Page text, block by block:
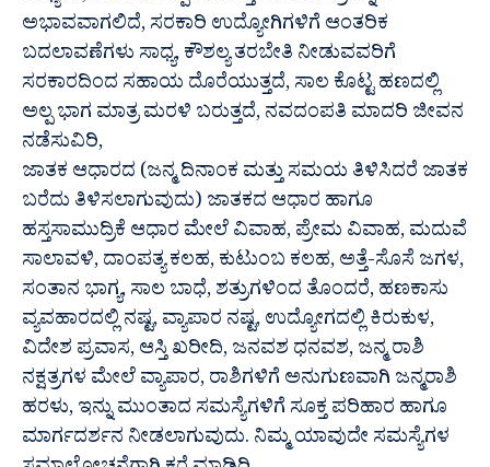
ಅಭಾವವಾಗಲಿದೆ, ಸರಕಾರಿ ಉದ್ಯೋಗಿಗಳಿಗೆ ಆಂತರಿಕ
ಬದಲಾವಣೆಗಳು ಸಾಧ್ಯ, ಕೌಶಲ್ಯ ತರಬೇತಿ ನೀಡುವವರಿಗೆ
ಸರಕಾರದಿಂದ ಸಹಾಯ ದೊರೆಯುತ್ತದೆ, ಸಾಲ ಕೊಟ್ಟ ಹಣದಲ್ಲಿ
ಅಲ್ಪ ಭಾಗ ಮಾತ್ರ ಮರಳಿ ಬರುತ್ತದೆ, ನವದಂಪತಿ ಮಾದರಿ ಜೀವನ
ನಡೆಸುವಿರಿ,
ಜಾತಕ ಆಧಾರದ (ಜನ್ಮ ದಿನಾಂಕ ಮತ್ತು ಸಮಯ ತಿಳಿಸಿದರೆ ಜಾತಕ
ಬರೆದು ತಿಳಿಸಲಾಗುವುದು) ಜಾತಕದ ಆಧಾರ ಹಾಗೂ
ಹಸ್ತಸಾಮುದ್ರಿಕೆ ಆಧಾರ ಮೇಲೆ ವಿವಾಹ, ಪ್ರೇಮ ವಿವಾಹ, ಮದುವೆ
ಸಾಲಾವಳಿ, ದಾಂಪತ್ಯ ಕಲಹ, ಕುಟುಂಬ ಕಲಹ, ಅತ್ತೆ-ಸೊಸೆ ಜಗಳ,
ಸಂತಾನ ಭಾಗ್ಯ, ಸಾಲ ಬಾಧೆ, ಶತ್ರುಗಳಿಂದ ತೊಂದರೆ, ಹಣಕಾಸು
ವ್ಯವಹಾರದಲ್ಲಿ ನಷ್ಟ, ವ್ಯಾಪಾರ ನಷ್ಟ, ಉದ್ಯೋಗದಲ್ಲಿ ಕಿರುಕುಳ,
ವಿದೇಶ ಪ್ರವಾಸ, ಆಸ್ತಿ ಖರೀದಿ, ಜನವಶ ಧನವಶ, ಜನ್ಮ ರಾಶಿ
ನಕ್ಷತ್ರಗಳ ಮೇಲೆ ವ್ಯಾಪಾರ, ರಾಶಿಗಳಿಗೆ ಅನುಗುಣವಾಗಿ ಜನ್ಮರಾಶಿ
ಹರಳು, ಇನ್ನು ಮುಂತಾದ ಸಮಸ್ಯೆಗಳಿಗೆ ಸೂಕ್ತ ಪರಿಹಾರ ಹಾಗೂ
ಮಾರ್ಗದರ್ಶನ ನೀಡಲಾಗುವುದು. ನಿಮ್ಮ ಯಾವುದೇ ಸಮಸ್ಯೆಗಳ